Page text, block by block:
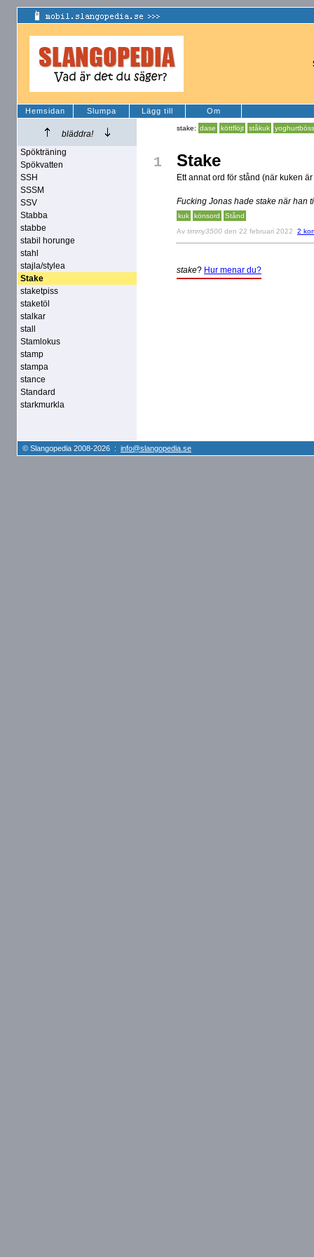
Hemsidan Slumpa Lägg till Om
bläddra!
Spökträning
Spökvatten
SSH
SSSM
SSV
Stabba
stabbe
stabil horunge
stahl
stajla/stylea
Stake
staketpiss
staketöl
stalkar
stall
Stamlokus
stamp
stampa
stance
Standard
starkmurkla
stake: dase köttflöjt ståkuk
1 Stake
Ett annat ord för stånd (när kuken
Fucking Jonas hade stake när han
kuk könsord Stånd
Av timmy3500 den 22 februari 2022 2
stake? Hur menar du?
© Slangopedia 2008-2026 : info@slangopedia.se